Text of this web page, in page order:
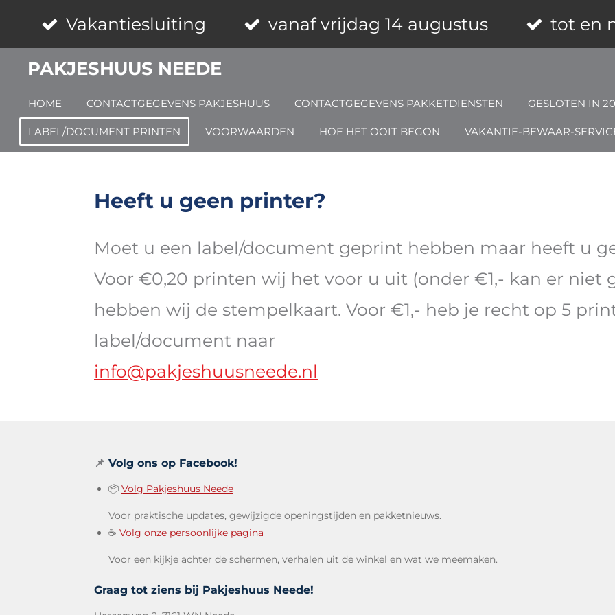
direct
de
hoofdinhoud
Vakantiesluiting vanaf vrijdag 14 augustus tot en
PAKJESHUUS NEEDE
HOME CONTACTGEGEVENS PAKJESHUUS CONTACTGEGEVENS PAKKETDIENSTEN GESLOTEN IN
LABEL/DOCUMENT PRINTEN VOORWAARDEN HOE HET OOIT BEGON VAKANTIE-BEWAAR-
Heeft u geen printer?
Moet u een label/document geprint hebben maar heeft u
Voor €0,20 printen wij het voor u uit (onder €1,- kan er niet
hebben wij de stempelkaart. Voor €1,- heb je recht op 5
label/document naar
info@pakjeshuusneede.nl
📌 Volg ons op Facebook!
📦 Volg Pakjeshuus Neede
Voor praktische updates, gewijzigde openingstijden en pakketnieuws.
☕ Volg onze persoonlijke pagina
Voor een kijkje achter de schermen, verhalen uit de winkel en wat we meemaken.
Graag tot ziens bij Pakjeshuus Neede!